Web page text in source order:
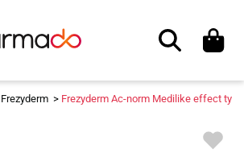
Αναζήτηση
Frezyderm > Frezyderm Ac-norm Medilike effect